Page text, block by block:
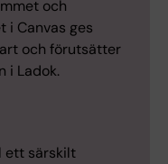
och
i Canvas ges
och förutsätter
i Ladok.
ett särskilt